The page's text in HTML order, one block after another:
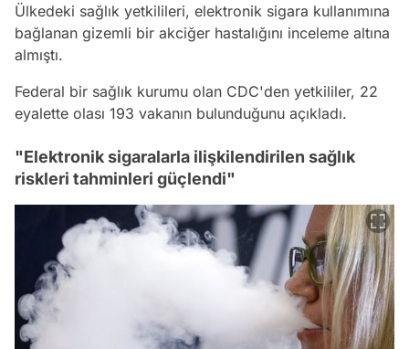
Ülkedeki sağlık yetkilileri, elektronik sigara kullanımına
bağlanan gizemli bir akciğer hastalığını inceleme altına
almıştı.
Federal bir sağlık kurumu olan CDC'den yetkililer, 22
eyalette olası 193 vakanın bulunduğunu açıkladı.
"Elektronik sigaralarla ilişkilendirilen sağlık
riskleri tahminleri güçlendi"